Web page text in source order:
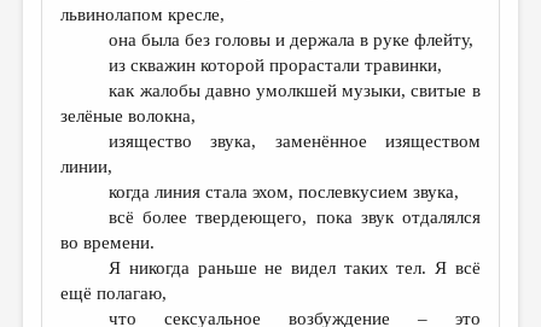
львинолапом кресле,
она была без головы и держала в руке флейту,
из скважин которой прорастали травинки,
как жалобы давно умолкшей музыки, свитые в
зелёные волокна,
изящество звука, заменённое изяществом
линии,
когда линия стала эхом, послевкусием звука,
всё более твердеющего, пока звук отдалялся
во времени.
Я никогда раньше не видел таких тел. Я всё
ещё полагаю,
что сексуальное возбуждение – это